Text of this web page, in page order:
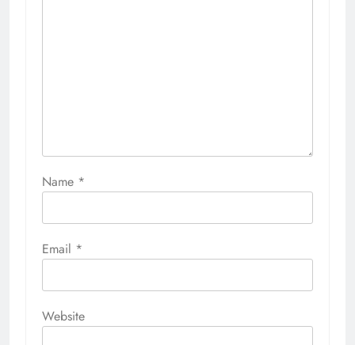
Name *
Email *
Website